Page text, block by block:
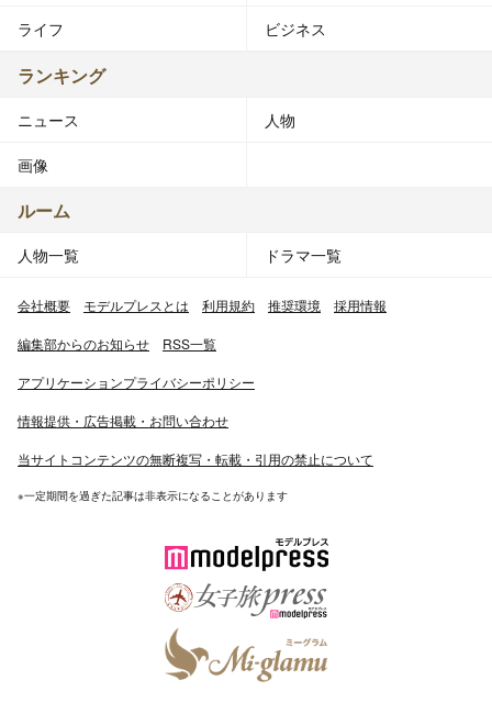
ーで知られている。
■来歴
家』の登場人物「ローラ」に由来する。幼少の頃に両親が
と生活して育った。日本で生まれてすぐにバングラデシュ
へ移り現地のアメリカンスクールに通った。小学校1年生
住。やがて父の仕事の都合に伴い9歳で日本へ再入国。本
校時代に渋谷でスカウトを受けてモデル活動を開始。
2007年から『Popteen〔ポップティーン〕』誌上で読者モ
デルとして活動。以降、同誌での活躍を機にモデルとして
号）に初登場。さらに同年内に同誌の専属モデルへ。以
降、翌2009年から2011年にかけて、『渋谷ガールズコレ
『Girls Award〔ガールズアワード〕』などのランウェイ
イベントへの出演を重ねていった。2012年には6月発売の
『ViVi』誌8月号で同誌の表紙に初登場。8月には自身初の
書籍にあたる『THE ROLA!!』を発売している。
ライフ ビジネス
ランキング
ニュース 人物
画像
ルーム
人物一覧 ドラマ一覧
会社概要 モデルプレスとは 利用規約 推奨環境 採用情報
編集部からのお知らせ RSS一覧
アプリケーションプライバシーポリシー
情報提供・広告掲載・お問い合わせ
当サイトコンテンツの無断複写・転載・引用の禁止について
※一定期間を過ぎた記事は非表示になることがあります